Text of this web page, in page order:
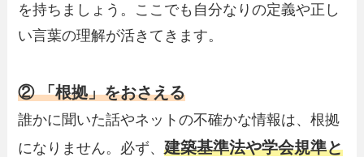
を持ちましょう。ここでも自分なりの定義や正し
い言葉の理解が活きてきます。
② 「根拠」をおさえる
誰かに聞いた話やネットの不確かな情報は、根拠
になりません。必ず、建築基準法や学会規準と